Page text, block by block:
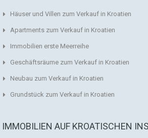
Häuser und Villen zum Verkauf in Kroatien
Apartments zum Verkauf in Kroatien
Immobilien erste Meerreihe
Geschäftsräume zum Verkauf in Kroatien
Neubau zum Verkauf in Kroatien
Grundstück zum Verkauf in Kroatien
IMMOBILIEN AUF KROATISCHEN